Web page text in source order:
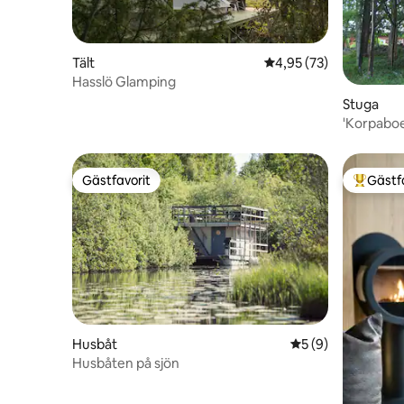
Tält 4,95 av 5 i
4,95 (73)
Hasslö Glamping
Stuga
Gästfavorit
Gästfavorit
Husbåt 5 av 5 i
5 (9)
Husbåten på sjön
Populär